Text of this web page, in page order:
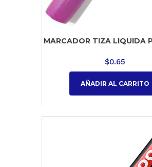
MARCADOR TIZA LIQUIDA
$0.65
AÑADIR AL CARRITO